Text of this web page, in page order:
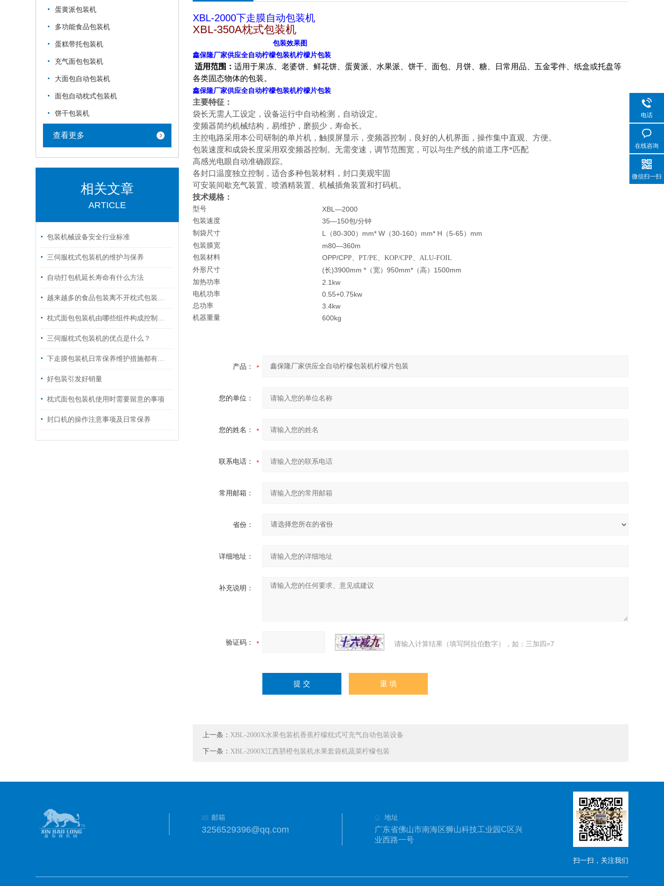
蛋黄派包装机
多功能食品包装机
蛋糕带托包装机
充气面包包装机
大面包自动包装机
面包自动枕式包装机
饼干包装机
查看更多
相关文章
ARTICLE
包装机械设备安全行业标准
三伺服枕式包装机的维护与保养
自动打包机延长寿命有什么方法
越来越多的食品包装离不开枕式包装机械的快速发展
枕式面包包装机由哪些组件构成控制与驱动核心
三伺服枕式包装机的优点是什么？
下走膜包装机日常保养维护措施都有什么？
好包装引发好销量
枕式面包包装机使用时需要留意的事项
封口机的操作注意事项及日常保养
XBL-2000下走膜自动包装机
XBL-350A枕式包装机
包装效果图
鑫保隆厂家供应全自动柠檬包装机柠檬片包装
适用范围： 适用于果冻、老婆饼、鲜花饼、蛋黄派、水果派、饼干、面包、月饼、糖、日常用品、五金零件、纸盒或托盘等
各类固态物体的包装。
鑫保隆厂家供应全自动柠檬包装机柠檬片包装
主要特征：
袋长无需人工设定，设备运行中自动检测，自动设定。
变频器简约机械结构，易维护，磨损少，寿命长。
主控电路采用本公司研制的单片机，触摸屏显示，变频器控制，良好的人机界面，操作集中直观、方便。
包装速度和成袋长度采用双变频器控制。无需变速，调节范围宽，可以与生产线的前道工序*匹配
高感光电眼自动准确跟踪。
各封口温度独立控制，适合多种包装材料，封口美观牢固
可安装间歇充气装置、喷酒精装置、机械插角装置和打码机。
技术规格：
型号 XBL—2000
包装速度 35—150包/分钟
制袋尺寸
L （80-300） mm* W （30-160） mm* H （5-65 ） mm
包装膜宽 m80—360m
包装材料 OPP/CPP、PT/PE、KOP/CPP、ALU-FOIL
外形尺寸
(长)3900mm * （宽） 950mm* （高） 1500mm
加热功率 2.1kw
电机功率 0.55+0.75kw
总功率 3.4kw
机器重量 600kg
产品：
您的单位：
您的姓名：
联系电话：
常用邮箱：
省份：
详细地址：
补充说明：
验证码： 请输入计算结果（填写阿拉伯数字），如：三加四=7
上一条： XBL-2000X水果包装机香蕉柠檬枕式可充气自动包装设备
下一条： XBL-2000X江西脐橙包装机水果套袋机蔬菜柠檬包装
邮箱
3256529396@qq.com
地址
广东省佛山市南海区狮山科技工业园C区兴
业西路一号
扫一扫，关注我们
电话
在线咨询
微信扫一扫